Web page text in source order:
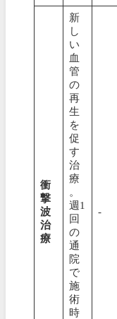
衝
撃
波
治
療
新
し
い
血
管
の
再
生
を
促
す
治
療
。
週1
回
の
通
院
で
施
術
時
-